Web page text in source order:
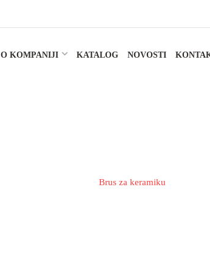
O KOMPANIJI KATALOG NOVOSTI
Brus za keramiku